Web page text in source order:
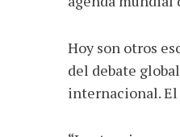
Hoy son otros
del debate
internacional. El